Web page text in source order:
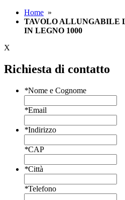
Home »
TAVOLO ALLUNGABILE
IN LEGNO 1000
X
Richiesta di contatto
*Nome e Cognome
*Email
*Indirizzo
*CAP
*Città
*Telefono